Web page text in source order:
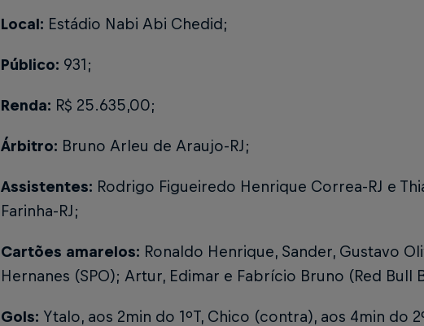
Local: Estádio Nabi Abi Chedid;
Público: 931;
Renda: R$ 25.635,00;
Árbitro: Bruno Arleu de Araujo-RJ;
Assistentes: Rodrigo Figueiredo Henrique Correa-RJ e
Farinha-RJ;
Cartões amarelos: Ronaldo Henrique, Sander, Gustavo
Hernanes (SPO); Artur, Edimar e Fabrício Bruno (Red Bull
Gols: Ytalo, aos 2min do 1ºT, Chico (contra), aos 4min do